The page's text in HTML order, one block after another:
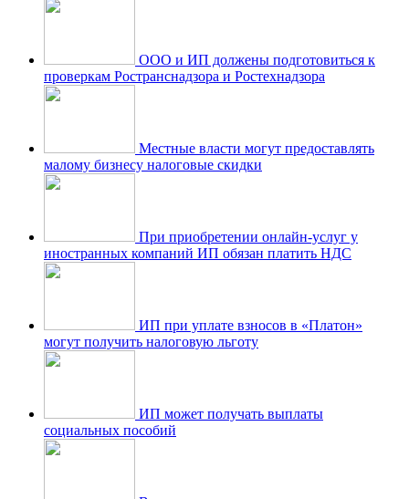
ООО и ИП должены подготовиться к
проверкам Ространснадзора и Ростехнадзора
Местные власти могут предоставлять
малому бизнесу налоговые скидки
При приобретении онлайн-услуг у
иностранных компаний ИП обязан платить НДС
ИП при уплате взносов в «Платон»
могут получить налоговую льготу
ИП может получать выплаты
социальных пособий